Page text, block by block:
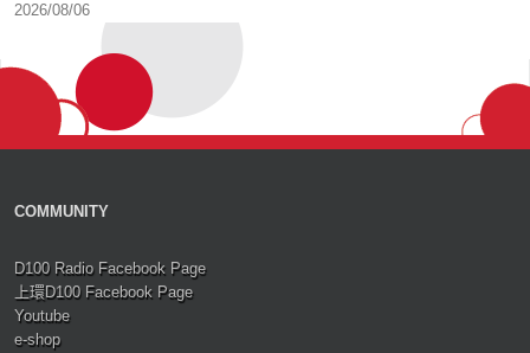
2026/08/06
COMMUNITY
D100 Radio Facebook Page
上環D100 Facebook Page
Youtube
e-shop